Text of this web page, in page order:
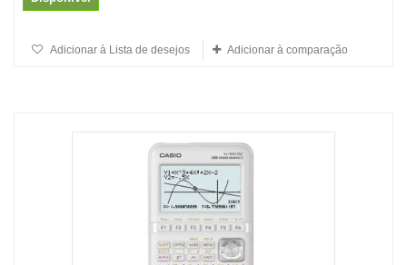
Adicionar à Lista de desejos Adicionar à comparação